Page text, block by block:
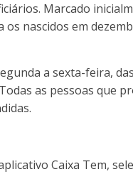
Marcado
os nascidos em
a sexta-feira,
as pessoas que
Caixa Tem,